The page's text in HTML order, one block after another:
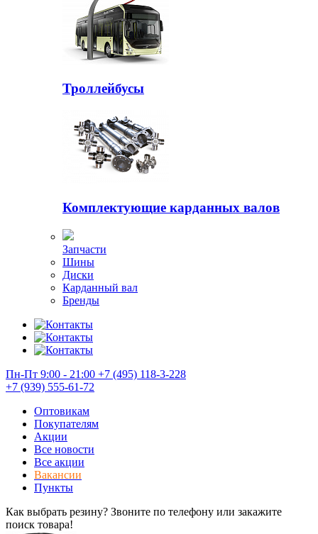
Троллейбусы
Комплектующие карданных валов
Запчасти
Шины
Диски
Карданный вал
Бренды
Пн-Пт 9:00 - 21:00 +7 (495) 118-3-228
+7 (939) 555-61-72
Оптовикам
Покупателям
Акции
Все новости
Все акции
Вакансии
Пункты
Как выбрать резину? Звоните по телефону или закажите
поиск товара!